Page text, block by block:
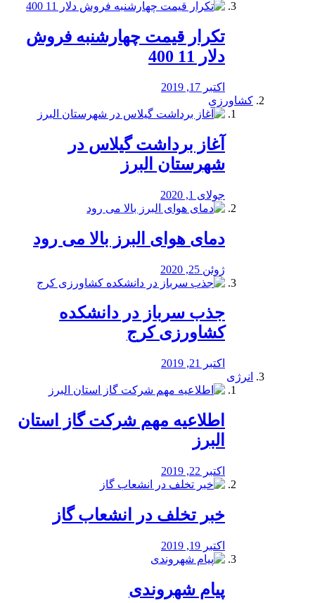
تکرار قیمت چهارشنبه فروش
دلار 11 400
اکتبر 17, 2019
کشاورزی
آغاز برداشت گیلاس در
شهرستان البرز
جولای 1, 2020
دمای هوای البرز بالا می رود
ژوئن 25, 2020
جذب سرباز در دانشکده
کشاورزی کرج
اکتبر 21, 2019
انرژی
️اطلاعیه مهم شرکت گاز استان
البرز
اکتبر 22, 2019
خبر تخلف در انشعاب گاز
اکتبر 19, 2019
پیام شهروندی